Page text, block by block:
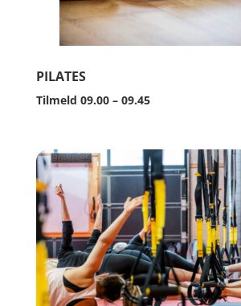
PILATES
Tilmeld 09.00 – 09.45